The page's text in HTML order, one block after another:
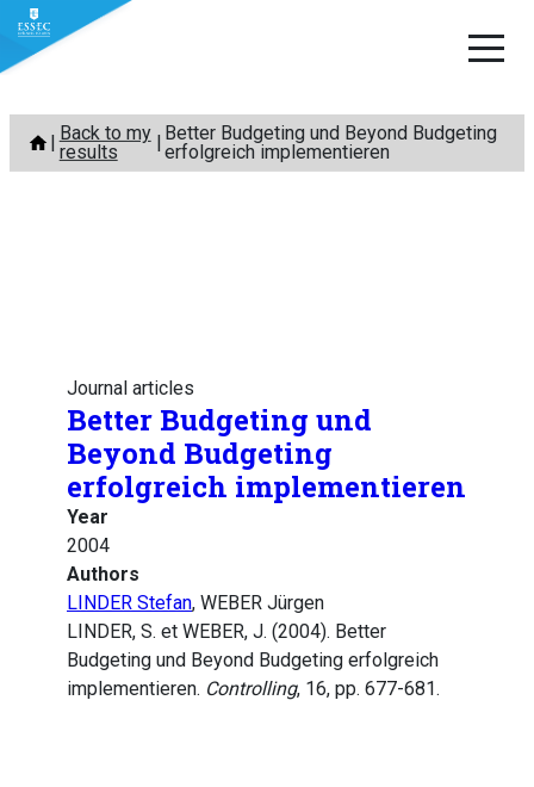
Skip
content
Back to my
results
Better Budgeting und Beyond Budgeting
erfolgreich implementieren
Journal articles
Better Budgeting und
Beyond Budgeting
erfolgreich implementieren
Year
2004
Authors
LINDER Stefan, WEBER Jürgen
LINDER, S. et WEBER, J. (2004). Better
Budgeting und Beyond Budgeting erfolgreich
implementieren. Controlling, 16, pp. 677-681.